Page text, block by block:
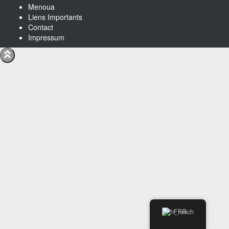
Menoua
Liens Importants
Contact
Impressum
French